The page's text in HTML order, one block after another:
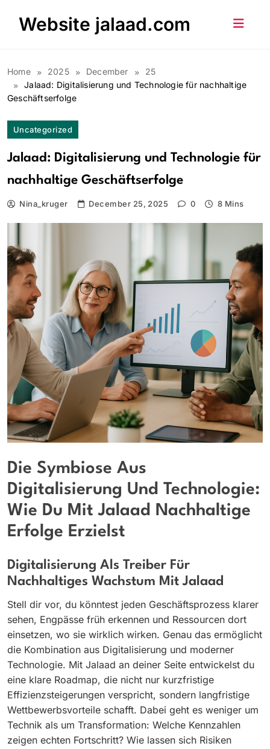
Website jalaad.com
Home 2025 December
25
Jalaad: Digitalisierung und Technologie für nachhaltige
Geschäftserfolge
Uncategorized
Jalaad: Digitalisierung und Technologie für
nachhaltige Geschäftserfolge
Nina_kruger December 25, 2025 0 8 Mins
Die Symbiose Aus
Digitalisierung Und Technologie:
Wie Du Mit Jalaad Nachhaltige
Erfolge Erzielst
Digitalisierung Als Treiber Für
Nachhaltiges Wachstum Mit Jalaad
Stell dir vor, du könntest jeden Geschäftsprozess klarer
sehen, Engpässe früh erkennen und Ressourcen dort
einsetzen, wo sie wirklich wirken. Genau das ermöglicht
die Kombination aus Digitalisierung und moderner
Technologie. Mit Jalaad an deiner Seite entwickelst du
eine klare Roadmap, die nicht nur kurzfristige
Effizienzsteigerungen verspricht, sondern langfristige
Wettbewerbsvorteile schafft. Dabei geht es weniger um
Technik als um Transformation: Welche Kennzahlen
zeigen echten Fortschritt? Wie lassen sich Risiken